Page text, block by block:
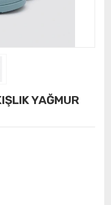
YAĞMUR